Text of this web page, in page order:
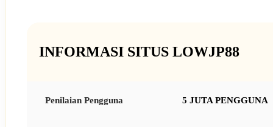
INFORMASI SITUS LOWJP88
Penilaian Pengguna 5 JUTA PENGGUNA